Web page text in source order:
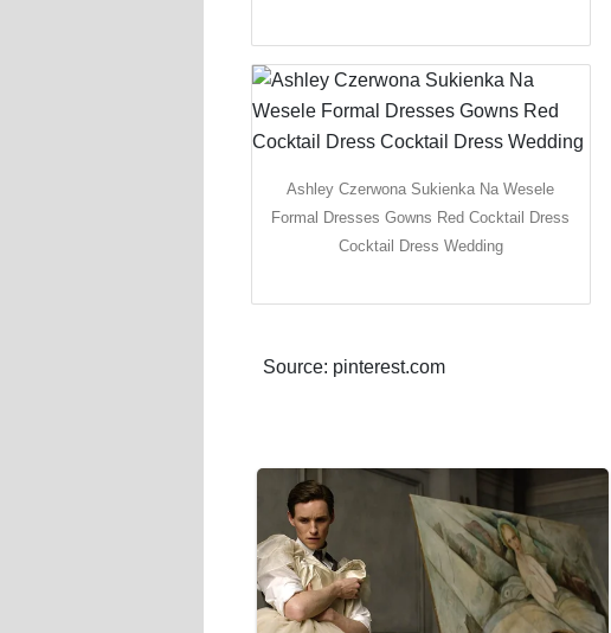
Ashley Czerwona Sukienka Na Wesele
Formal Dresses Gowns Red Cocktail Dress
Cocktail Dress Wedding
Source: pinterest.com